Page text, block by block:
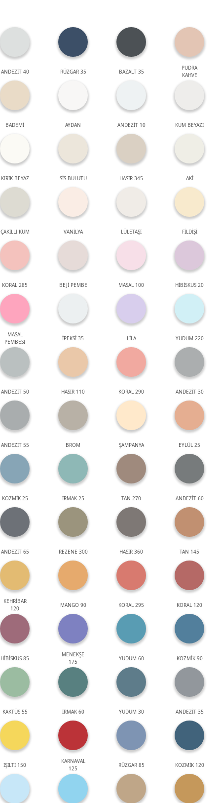
ANDEZİT 40 RÜZGAR 35 BAZALT 35
PUDRA
KAHVE
BADEMİ AYDAN ANDEZİT 10 KUM BEYAZI
KIRIK BEYAZ SİS BULUTU HASIR 345 AKİ
ÇAKILLI KUM VANİLYA LÜLETAŞI FİLDİŞİ
KORAL 285 BEJİ PEMBE MASAL 100 HİBİSKUS 20
MASAL
PEMBESİ
İPEKSİ 35 LİLA YUDUM 220
ANDEZİT 50 HASIR 110 KORAL 290 ANDEZİT 30
ANDEZİT 55 BROM ŞAMPANYA EYLÜL 25
KOZMİK 25 IRMAK 25 TAN 270 ANDEZİT 60
ANDEZİT 65 REZENE 300 HASIR 360 TAN 145
KEHRİBAR
120
MANGO 90 KORAL 295 KORAL 120
HİBİSKUS 85
MENEKŞE
175
YUDUM 60 KOZMİK 90
KAKTÜS 55 IRMAK 60 YUDUM 30 ANDEZİT 35
IŞILTI 150
KARNAVAL
125
RÜZGAR 85 KOZMİK 120